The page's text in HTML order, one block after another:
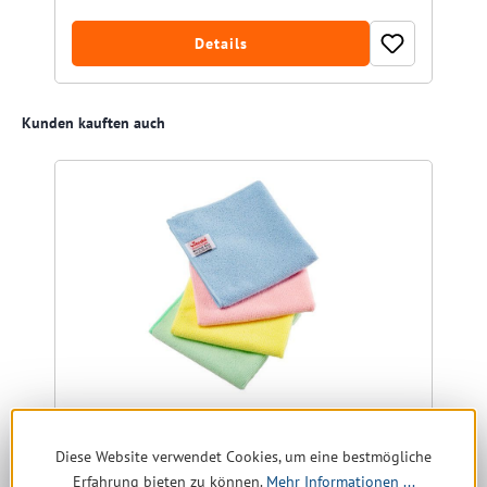
Details
Produktgalerie überspringen
Kunden kauften auch
Vileda MicroTuff Base blau, Microfasertuch
Diese Website verwendet Cookies, um eine bestmögliche
Erfahrung bieten zu können. Mehr Informationen ...